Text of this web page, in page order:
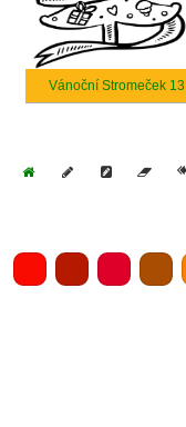
Vánoční Stromeček 13